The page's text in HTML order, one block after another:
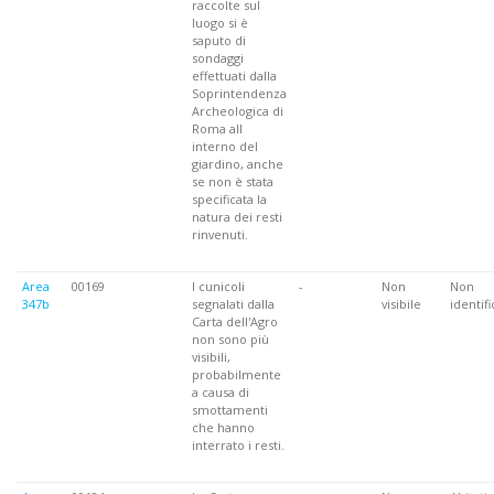
raccolte sul
luogo si è
saputo di
sondaggi
effettuati dalla
Soprintendenza
Archeologica di
Roma all
interno del
giardino, anche
se non è stata
specificata la
natura dei resti
rinvenuti.
Area
347b
00169
I cunicoli
segnalati dalla
Carta dell'Agro
non sono più
visibili,
probabilmente
a causa di
smottamenti
che hanno
interrato i resti.
-
Non
visibile
Non